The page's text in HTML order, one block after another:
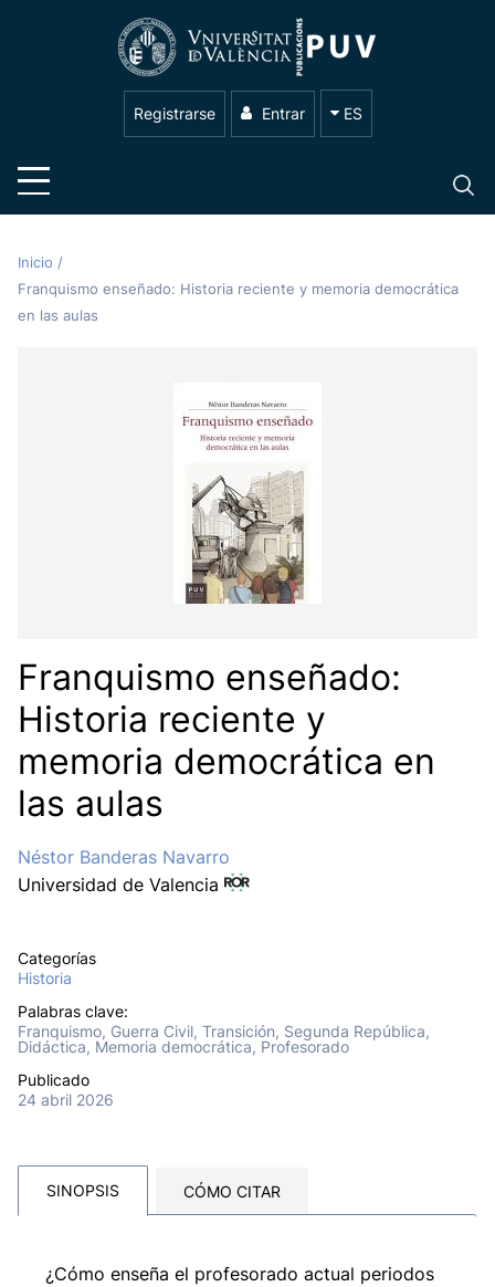
Registrarse Entrar ES
Inicio /
Franquismo enseñado: Historia reciente y memoria democrática
en las aulas
Franquismo enseñado:
Historia reciente y
memoria democrática en
las aulas
Néstor Banderas Navarro
Universidad de Valencia
Categorías
Historia
Palabras clave:
Franquismo, Guerra Civil, Transición, Segunda República,
Didáctica, Memoria democrática, Profesorado
Publicado
24 abril 2026
SINOPSIS CÓMO CITAR
¿Cómo enseña el profesorado actual periodos